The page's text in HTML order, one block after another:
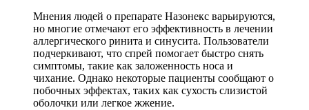
Мнения людей о препарате Назонекс варьируются,
но многие отмечают его эффективность в лечении
аллергического ринита и синусита. Пользователи
подчеркивают, что спрей помогает быстро снять
симптомы, такие как заложенность носа и
чихание. Однако некоторые пациенты сообщают о
побочных эффектах, таких как сухость слизистой
оболочки или легкое жжение.